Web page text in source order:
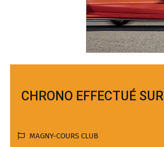
CHRONO EFFECTUÉ SUR
MAGNY-COURS CLUB